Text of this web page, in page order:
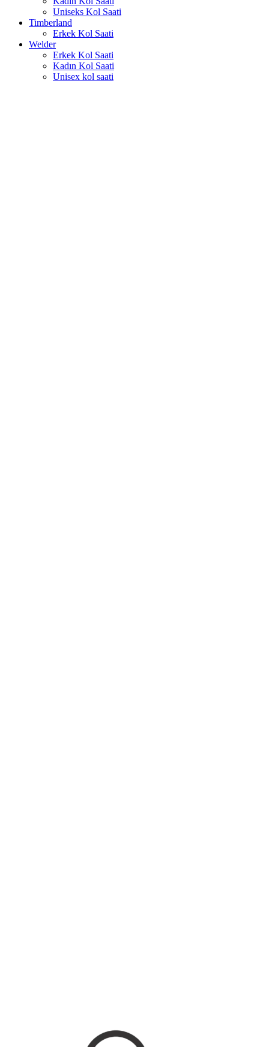
Uniseks Kol Saati
Timberland
Erkek Kol Saati
Welder
Erkek Kol Saati
Kadın Kol Saati
Unisex kol saati